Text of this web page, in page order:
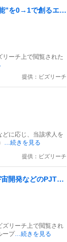
”を0→1で創るエン
ーチ上で閲覧された
提供：ビズリーチ
に応じ、当該求人を
…続きを見る
提供：ビズリーチ
開発などのPJTを
可20代で年収920
ズリーチ上で閲覧され
ープ…続きを見る